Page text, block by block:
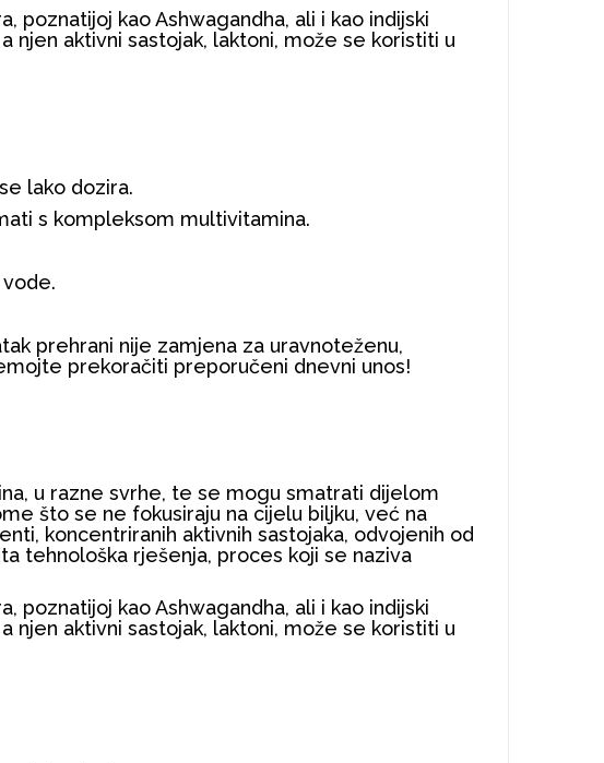
poznatijoj kao Ashwagandha, ali i kao indijski
njen aktivni sastojak, laktoni, može se koristiti u
lako dozira.
s kompleksom multivitamina.
prehrani nije zamjena za uravnoteženu,
prekoračiti preporučeni dnevni unos!
u razne svrhe, te se mogu smatrati dijelom
što se ne fokusiraju na cijelu biljku, već na
koncentriranih aktivnih sastojaka, odvojenih od
tehnološka rješenja, proces koji se naziva
poznatijoj kao Ashwagandha, ali i kao indijski
njen aktivni sastojak, laktoni, može se koristiti u